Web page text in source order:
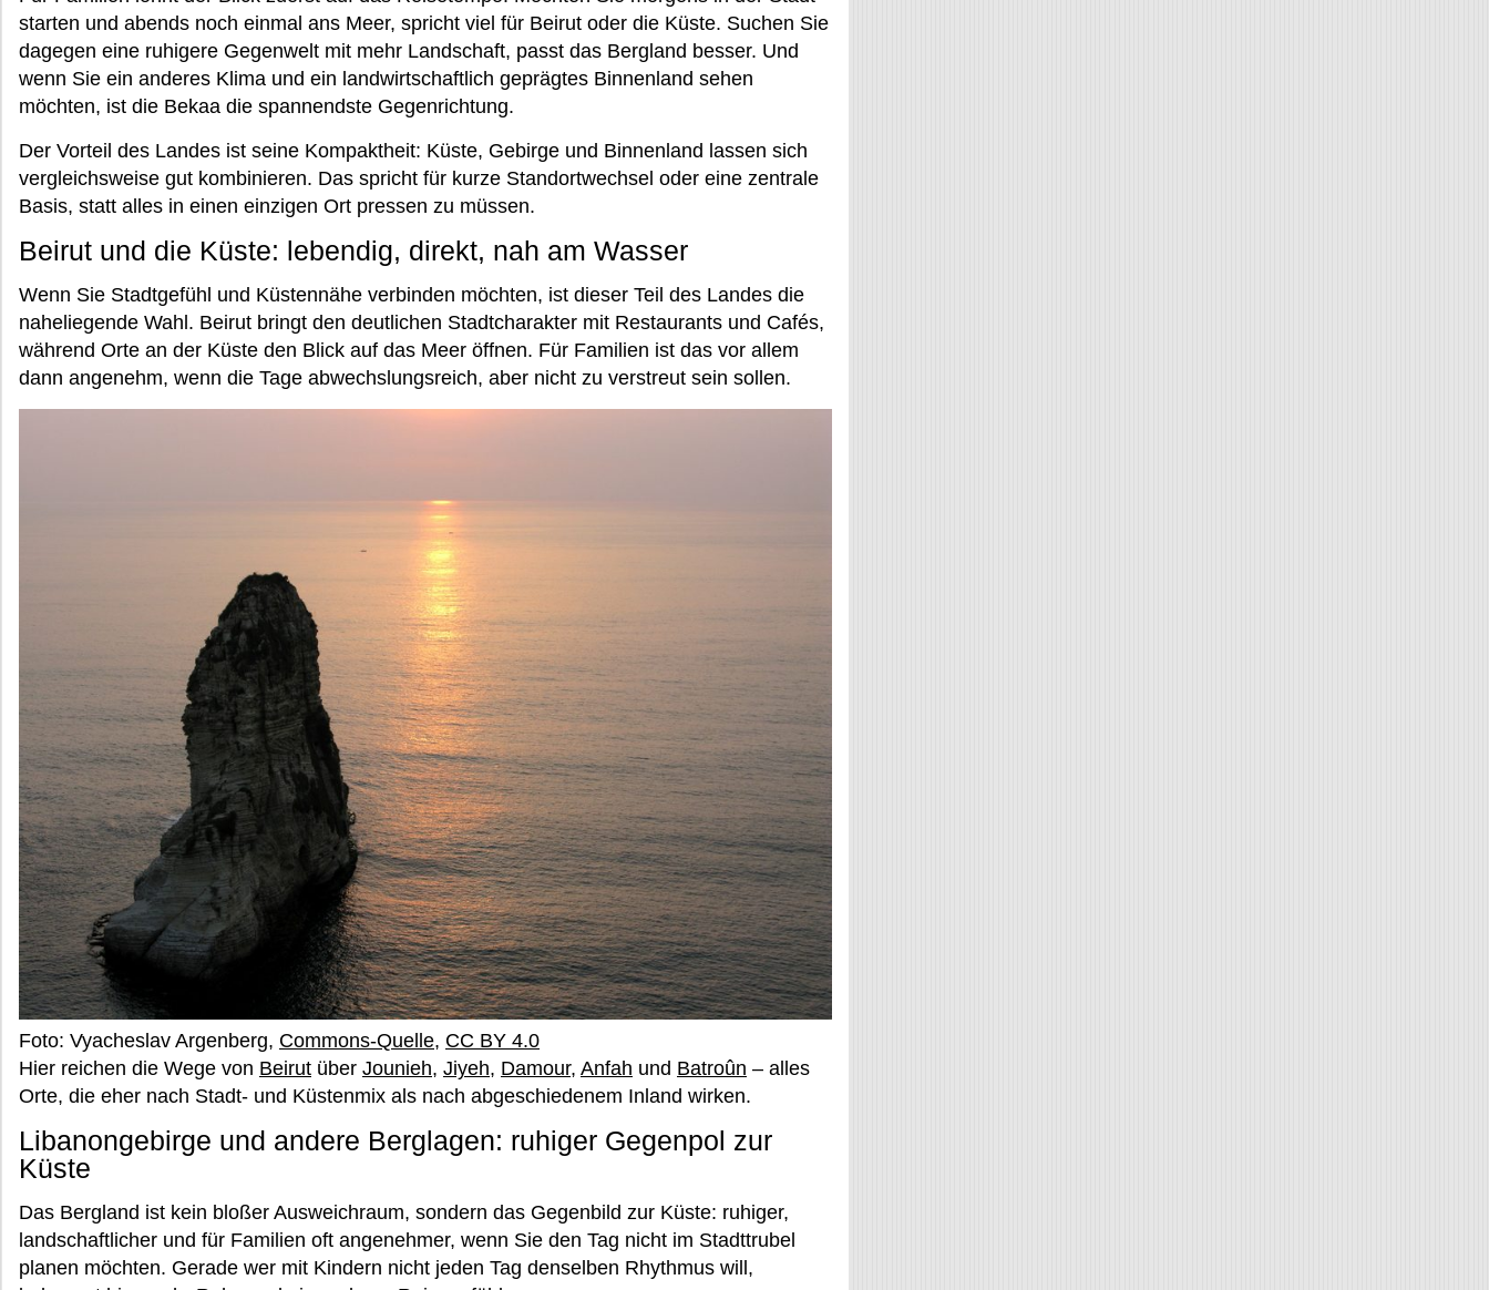
starten und abends noch einmal ans Meer, spricht viel für Beirut oder die Küste. Suchen Sie
dagegen eine ruhigere Gegenwelt mit mehr Landschaft, passt das Bergland besser. Und
wenn Sie ein anderes Klima und ein landwirtschaftlich geprägtes Binnenland sehen
möchten, ist die Bekaa die spannendste Gegenrichtung.
Der Vorteil des Landes ist seine Kompaktheit: Küste, Gebirge und Binnenland lassen sich
vergleichsweise gut kombinieren. Das spricht für kurze Standortwechsel oder eine zentrale
Basis, statt alles in einen einzigen Ort pressen zu müssen.
Beirut und die Küste: lebendig, direkt, nah am Wasser
Wenn Sie Stadtgefühl und Küstennähe verbinden möchten, ist dieser Teil des Landes die
naheliegende Wahl. Beirut bringt den deutlichen Stadtcharakter mit Restaurants und Cafés,
während Orte an der Küste den Blick auf das Meer öffnen. Für Familien ist das vor allem
dann angenehm, wenn die Tage abwechslungsreich, aber nicht zu verstreut sein sollen.
Foto: Vyacheslav Argenberg, Commons-Quelle, CC BY 4.0
Hier reichen die Wege von Beirut über Jounieh, Jiyeh, Damour, Anfah und Batroûn – alles
Orte, die eher nach Stadt- und Küstenmix als nach abgeschiedenem Inland wirken.
Libanongebirge und andere Berglagen: ruhiger Gegenpol zur
Küste
Das Bergland ist kein bloßer Ausweichraum, sondern das Gegenbild zur Küste: ruhiger,
landschaftlicher und für Familien oft angenehmer, wenn Sie den Tag nicht im Stadttrubel
planen möchten. Gerade wer mit Kindern nicht jeden Tag denselben Rhythmus will,